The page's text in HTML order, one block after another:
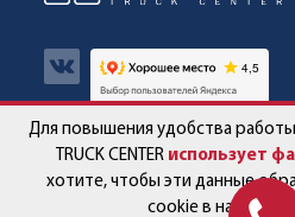
Авто в наличии
Спецпредложения
Для повышения удобства работы
TRUCK CENTER использует
хотите, чтобы эти данные
cookie в